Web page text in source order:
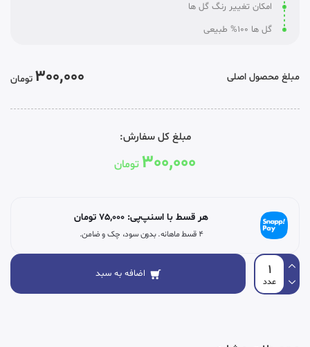
امکان تغییر رنگ گل ها
گل ها 100% طبیعی
مبلغ محصول اصلی 300,000 تومان
مبلغ کل سفارش:
300,000تومان
هر قسط با اسنپ‌پی: 75,000 تومان
۴ قسط ماهانه. بدون سود، چک و ضامن.
اضافه به سبد